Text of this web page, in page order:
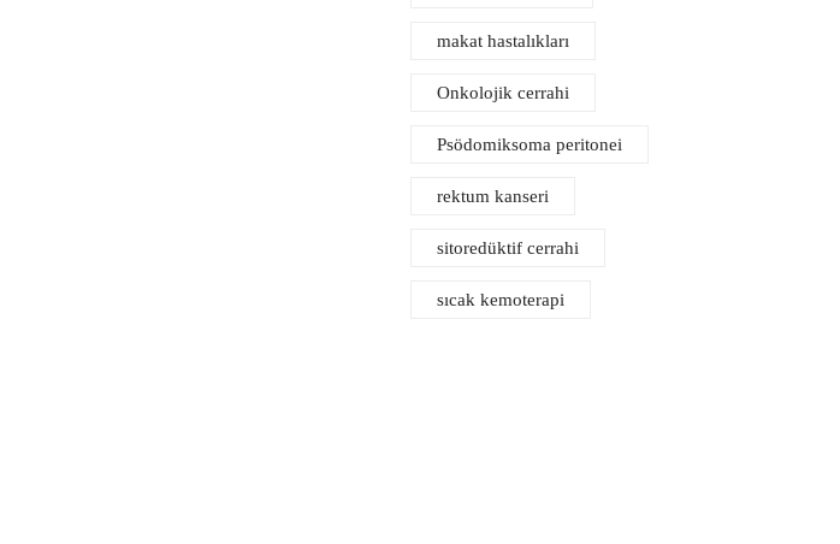
makat hastalıkları
Onkolojik cerrahi
Psödomiksoma peritonei
rektum kanseri
sitoredüktif cerrahi
sıcak kemoterapi